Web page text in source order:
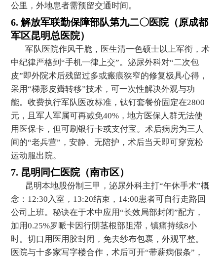
公里，外地患者需预留交通时间。
6. 解放军联勤保障部队第九二〇医院（原成都
军区昆明总医院）
军队医院作风干脆，医生清一色硕士以上军衔，术
中纪律严格到“手机一律上交”。泌尿外科对“二次包
皮”即外院术后残留过多或瘢痕狭窄的修复极具心得，
采用“梯形皮瓣转移”技术，可一次性解决外观与功
能。收费执行军队医改标准，钛钉套餐价固定在2800
元，且军人军属可再减免40%，地方医保人群无法使
用医保卡，但可刷银行卡或支付宝。术后病房为三人
间的“老兵营”，安静、无陪护，术后当天即可穿宽松
运动服出院。
7. 昆明同仁医院（南市区）
昆明本地股份制三甲，泌尿外科主打“午休手术”概
念：12:30入室，13:20结束，14:00患者可自行走路回
公司上班。秘诀在于术中应用“长效局部封闭”配方，
加用0.25%罗哌卡因行阴茎根部阻滞，镇痛持续8小
时。切口用医用胶封闭，免去纱布包裹，外观平整。
医院与十多家写字楼合作，术后可开“带薪病假条”，